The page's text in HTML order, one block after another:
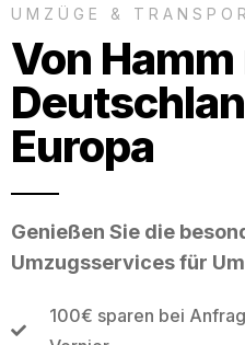
UMZÜGE &
Von
Europa
Genießen Sie die
Umzugsservices für
100€ sparen bei